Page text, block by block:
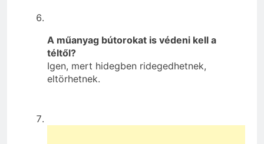
A műanyag bútorokat is védeni kell a
téltől?
Igen, mert hidegben ridegedhetnek,
eltörhetnek.